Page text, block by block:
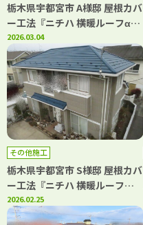
栃木県宇都宮市 A様邸 屋根カバ
ー工法『ニチハ 横暖ルーフαs
ちぢみ』
2026.03.04
その他施工
栃木県宇都宮市 S様邸 屋根カバ
ー工法『ニチハ 横暖ルーフ
αs』
2026.02.25